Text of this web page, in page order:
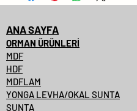
ANA SAYFA
ORMAN ÜRÜNLERİ
MDF
HDF
MDFLAM
YONGA LEVHA/OKAL SUNTA
SUNTA